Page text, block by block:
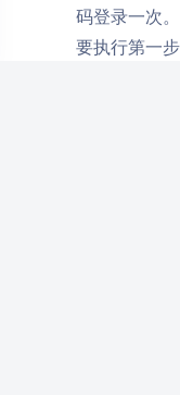
码登录一次
要执行第一